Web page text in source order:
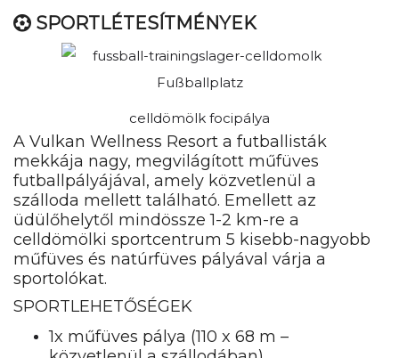
SPORTLÉTESÍTMÉNYEK
celldömölk focipálya
A Vulkan Wellness Resort a futballisták
mekkája nagy, megvilágított műfüves
futballpályájával, amely közvetlenül a
szálloda mellett található. Emellett az
üdülőhelytől mindössze 1-2 km-re a
celldömölki sportcentrum 5 kisebb-nagyobb
műfüves és natúrfüves pályával várja a
sportolókat.
SPORTLEHETŐSÉGEK
1x műfüves pálya (110 x 68 m –